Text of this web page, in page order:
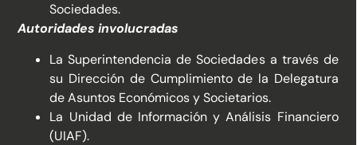
Sociedades.
Autoridades involucradas
La Superintendencia de Sociedades a través de
su Dirección de Cumplimiento de la Delegatura
de Asuntos Económicos y Societarios.
La Unidad de Información y Análisis Financiero
(UIAF).